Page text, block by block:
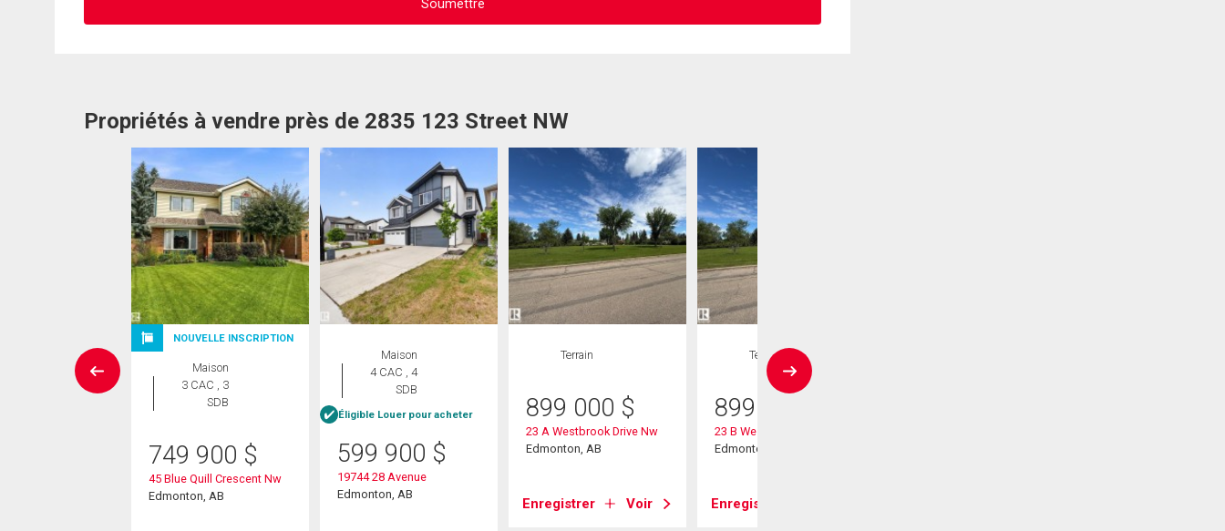
Propriétés à vendre près de 2835 123 Street NW
NOUVELLE INSCRIPTION
Maison
3 CAC , 3
SDB
749 900 $
45 Blue Quill Crescent Nw
Edmonton, AB
Maison
4 CAC , 4
SDB
Éligible Louer pour acheter
599 900 $
19744 28 Avenue
Edmonton, AB
Terrain
899 000 $
23 A Westbrook Drive Nw
Edmonton, AB
Enregistrer Voir
Terrain
899 000
23 B Westbrook Drive Nw
Edmonton, AB
Enregistrer